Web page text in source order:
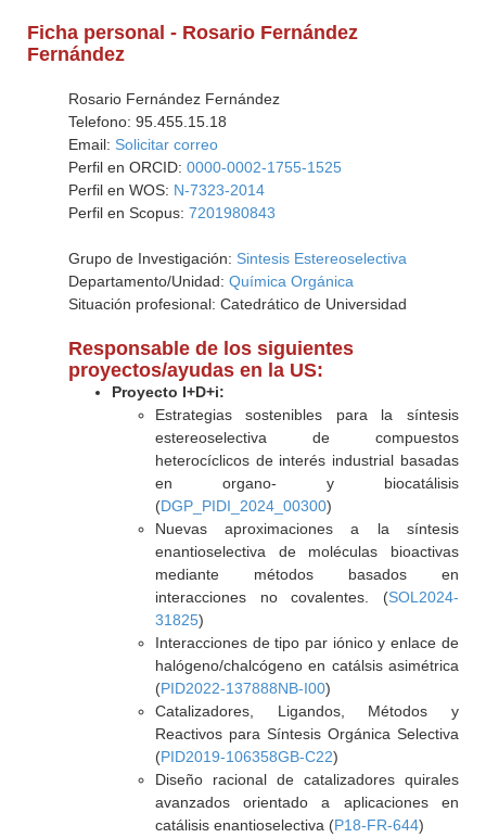
Ficha personal - Rosario Fernández
Fernández
Rosario Fernández Fernández
Telefono: 95.455.15.18
Email: Solicitar correo
Perfil en ORCID: 0000-0002-1755-1525
Perfil en WOS: N-7323-2014
Perfil en Scopus: 7201980843
Grupo de Investigación: Sintesis Estereoselectiva
Departamento/Unidad: Química Orgánica
Situación profesional: Catedrático de Universidad
Responsable de los siguientes
proyectos/ayudas en la US:
Proyecto I+D+i:
Estrategias sostenibles para la síntesis
estereoselectiva de compuestos
heterocíclicos de interés industrial basadas
en organo- y biocatálisis
(DGP_PIDI_2024_00300)
Nuevas aproximaciones a la síntesis
enantioselectiva de moléculas bioactivas
mediante métodos basados en
interacciones no covalentes. (SOL2024-
31825)
Interacciones de tipo par iónico y enlace de
halógeno/chalcógeno en catálsis asimétrica
(PID2022-137888NB-I00)
Catalizadores, Ligandos, Métodos y
Reactivos para Síntesis Orgánica Selectiva
(PID2019-106358GB-C22)
Diseño racional de catalizadores quirales
avanzados orientado a aplicaciones en
catálisis enantioselectiva (P18-FR-644)